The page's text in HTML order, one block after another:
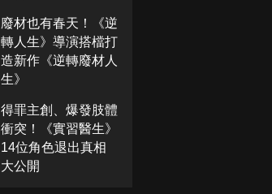
廢材也有春天！《逆
轉人生》導演搭檔打
造新作《逆轉廢材人
生》
得罪主創、爆發肢體
衝突！《實習醫生》
14位角色退出真相
大公開